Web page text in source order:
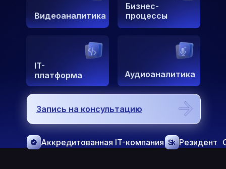
Аудиоаналитика
IT-
платформа
Аккредитованная IT-компания Резидент
Бизнес-
процессы
Видеоаналитика
Запись на консультацию